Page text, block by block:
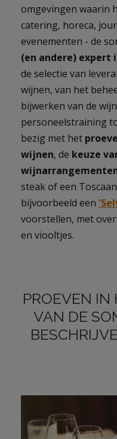
omgevingen waarin
catering, horeca,
evenementen - de
(en andere) expert
de selectie van
wijnen, van het
bijwerken van de
personeelstraining
bezig met het
wijnen, de keuze
steak of een
bijvoorbeeld een
voorstellen, met
en viooltjes.
PROEVEN IN
VAN DE